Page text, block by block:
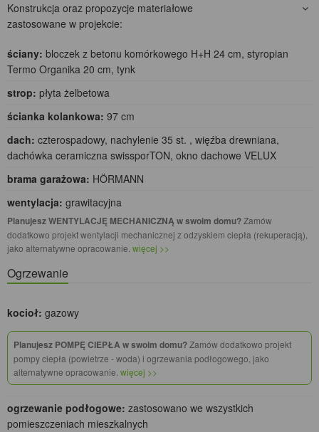
Konstrukcja oraz propozycje materiałowe
zastosowane w projekcie:
ściany: bloczek z betonu komórkowego H+H 24 cm, styropian
Termo Organika 20 cm, tynk
strop: płyta żelbetowa
ścianka kolankowa: 97 cm
dach: czterospadowy, nachylenie 35 st. , więźba drewniana,
dachówka ceramiczna swissporTON, okno dachowe VELUX
brama garażowa: HÖRMANN
wentylacja: grawitacyjna
Planujesz WENTYLACJĘ MECHANICZNĄ w swoim domu?Zamów
dodatkowo projekt wentylacji mechanicznej z odzyskiem ciepła (rekuperacją),
jako alternatywne opracowanie. więcej >>
Ogrzewanie
kocioł: gazowy
Planujesz POMPĘ CIEPŁA w swoim domu?Zamów dodatkowo projekt
pompy ciepła (powietrze - woda) i ogrzewania podłogowego, jako
alternatywne opracowanie. więcej >>
ogrzewanie podłogowe: zastosowano we wszystkich
pomieszczeniach mieszkalnych